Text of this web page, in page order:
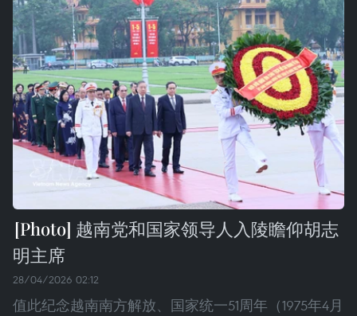
越南党和国家领导人入陵瞻仰胡志
明主席
28/04/2026 02:12
值此纪念越南南方解放、国家统一51周年（1975年4月